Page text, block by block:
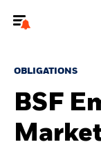
financiers.
jour
votre type
A propos de
OBLIGATIONS
BSF